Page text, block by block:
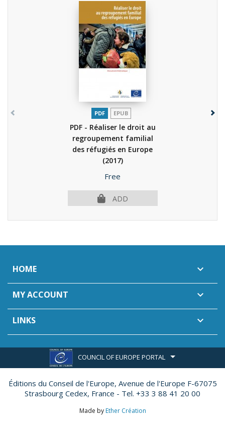
PDF EPUB
PDF - Réaliser le droit au
regroupement familial
des réfugiés en Europe
(2017)
Price
Free
ADD
HOME 
MY ACCOUNT 
LINKS 
COUNCIL OF EUROPE PORTAL
Éditions du Conseil de l'Europe, Avenue de l'Europe F-67075
Strasbourg Cedex, France - Tel. +33 3 88 41 20 00
Made by Ether Création